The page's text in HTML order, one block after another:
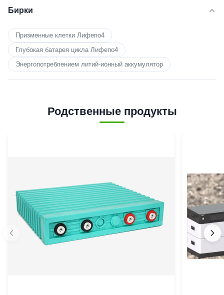
Бирки
Призменные клетки Лифепо4
Глубокая батарея цикла Лифепо4
Энергопотреблением литий-ионный аккумулятор
Родственные продукты